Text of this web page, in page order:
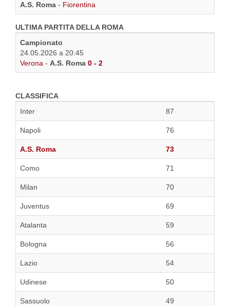
A.S. Roma - Fiorentina
ULTIMA PARTITA DELLA ROMA
Campionato
24.05.2026 a 20:45
Verona - A.S. Roma 0 - 2
CLASSIFICA
Inter
87
Napoli 76
A.S. Roma 73
Como 71
Milan 70
Juventus 69
Atalanta 59
Bologna 56
Lazio 54
Udinese 50
Sassuolo 49